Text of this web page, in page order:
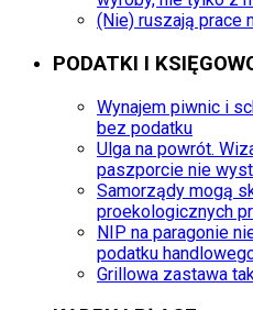
(Nie) ruszają prace
PODATKI I
Wynajem piwnic i
bez podatku
Ulga na powrót.
paszporcie nie
Samorządy mogą
proekologicznych
NIP na paragonie
podatku
Grillowa zastawa